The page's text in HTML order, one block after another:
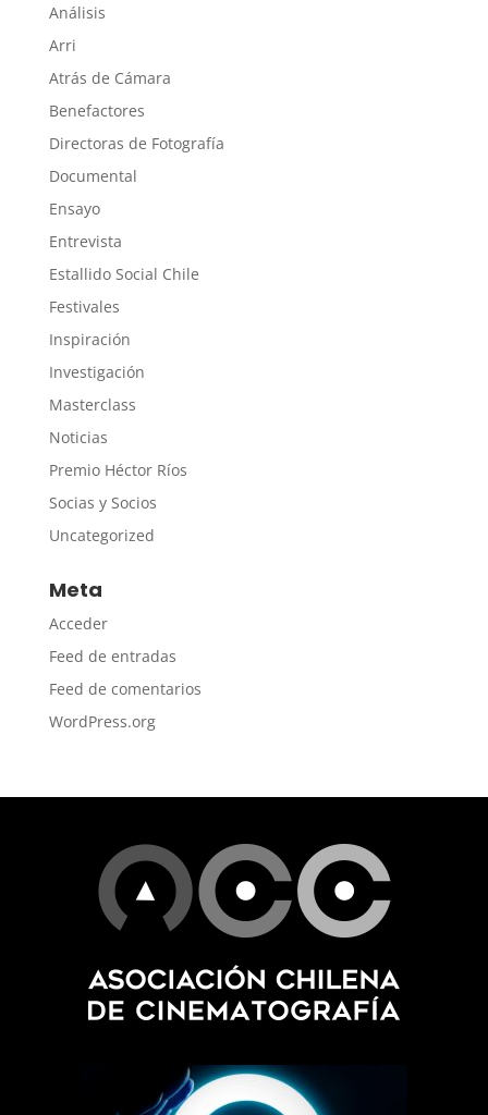
Análisis
Arri
Atrás de Cámara
Benefactores
Directoras de Fotografía
Documental
Ensayo
Entrevista
Estallido Social Chile
Festivales
Inspiración
Investigación
Masterclass
Noticias
Premio Héctor Ríos
Socias y Socios
Uncategorized
Meta
Acceder
Feed de entradas
Feed de comentarios
WordPress.org